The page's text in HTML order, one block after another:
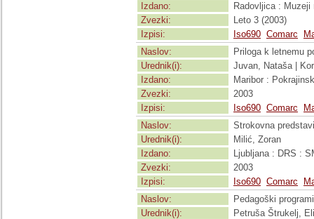
Izdano:
Radovljica :
Zvezki:
Leto 3 (2003)
Izpisi:
Iso690 Comarc
Naslov:
Priloga k letnemu
Urednik(i):
Juvan, Nataša |
Izdano:
Maribor :
Zvezki:
2003
Izpisi:
Iso690 Comarc
Naslov:
Strokovna
Urednik(i):
Milić, Zoran
Izdano:
Ljubljana : DRS :
Zvezki:
2003
Izpisi:
Iso690 Comarc
Naslov:
Pedagoški
Urednik(i):
Petruša Štrukelj,